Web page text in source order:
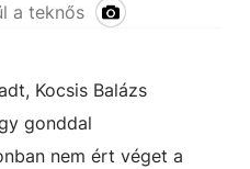
a teknős
Kocsis Balázs
gonddal
nem ért véget a